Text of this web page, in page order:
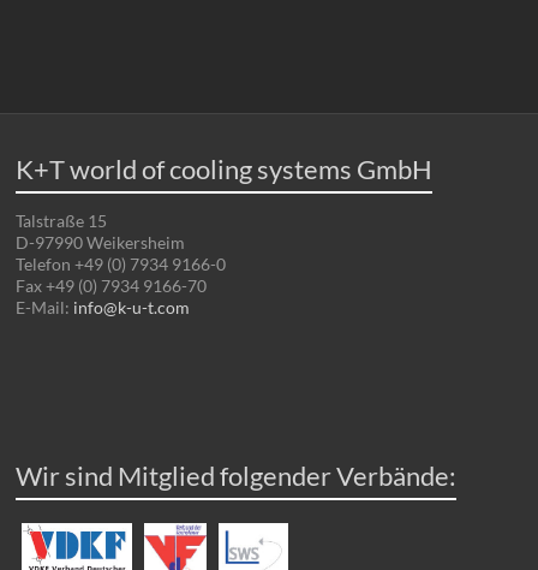
K+T world of cooling systems GmbH
Talstraße 15
D-97990 Weikersheim
Telefon +49 (0) 7934 9166-0
Fax +49 (0) 7934 9166-70
E-Mail: info@k-u-t.com
Wir sind Mitglied folgender Verbände: